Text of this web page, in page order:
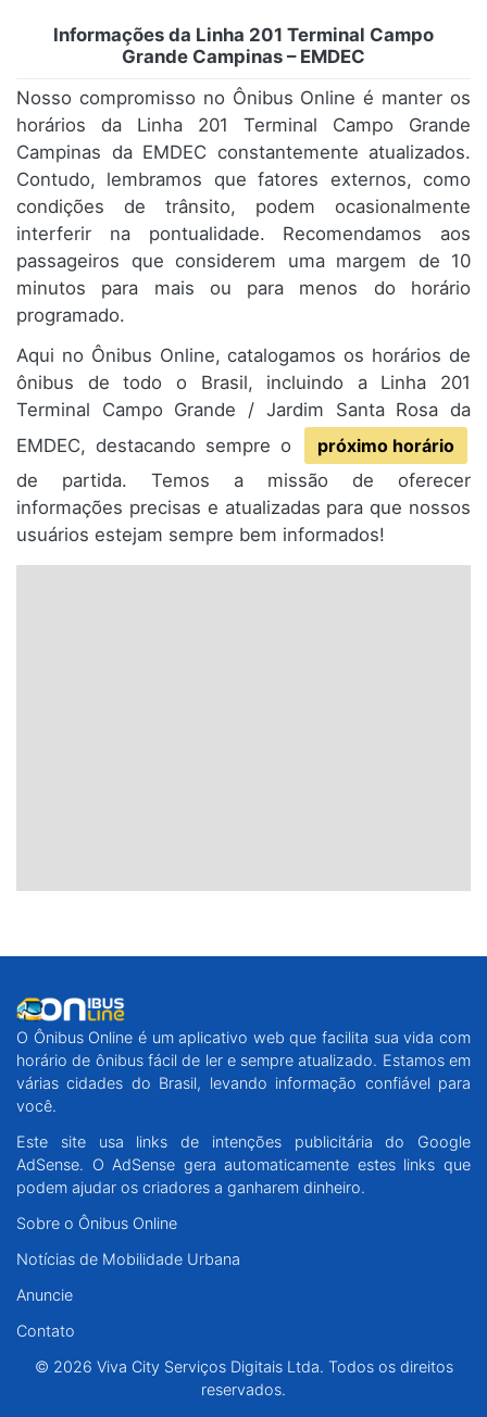
Informações da Linha 201 Terminal Campo
Grande Campinas – EMDEC
Nosso compromisso no Ônibus Online é manter os
horários da Linha 201 Terminal Campo Grande
Campinas da EMDEC constantemente atualizados.
Contudo, lembramos que fatores externos, como
condições de trânsito, podem ocasionalmente
interferir na pontualidade. Recomendamos aos
passageiros que considerem uma margem de 10
minutos para mais ou para menos do horário
programado.
Aqui no Ônibus Online, catalogamos os horários de
ônibus de todo o Brasil, incluindo a Linha 201
Terminal Campo Grande / Jardim Santa Rosa da
EMDEC, destacando sempre o
próximo horário
de partida. Temos a missão de oferecer
informações precisas e atualizadas para que nossos
usuários estejam sempre bem informados!
O Ônibus Online é um aplicativo web que facilita sua vida com
horário de ônibus fácil de ler e sempre atualizado. Estamos em
várias cidades do Brasil, levando informação confiável para
você.
Este site usa links de intenções publicitária do Google
AdSense. O AdSense gera automaticamente estes links que
podem ajudar os criadores a ganharem dinheiro.
Sobre o Ônibus Online
Notícias de Mobilidade Urbana
Anuncie
Contato
© 2026 Viva City Serviços Digitais Ltda. Todos os direitos
reservados.